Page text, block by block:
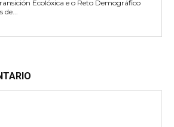
Ecolóxica e o Reto Demográfico